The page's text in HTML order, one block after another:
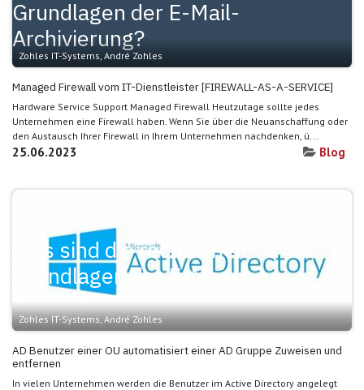
Grundlagen der E-Mail-
Archivierung?
Zohles IT-Systems, André Zohles
Managed Firewall vom IT-Dienstleister [FIREWALL-AS-A-SERVICE]
Hardware Service Support Managed Firewall Heutzutage sollte jedes
Unternehmen eine Firewall haben. Wenn Sie über die Neuanschaffung oder
den Austausch Ihrer Firewall in Ihrem Unternehmen nachdenken, ü...
25.06.2023 Blog
Was sind die rechtlichen
Grundlagen der E-Mail-
Archivierung?
Zohles IT-Systems, André Zohles
AD Benutzer einer OU automatisiert einer AD Gruppe Zuweisen und
entfernen
In vielen Unternehmen werden die Benutzer im Active Directory angelegt